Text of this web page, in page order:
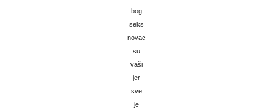
bog
seks
novac
su
vaši
jer
sve
je